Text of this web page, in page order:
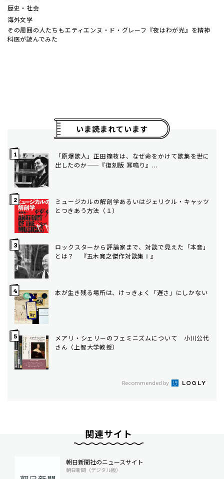
歴史・社会
海外文学
その周囲の人たちも――エティエンヌ・ド・グレーフ『夜はわが光』を精神
科医が読んでみた
いま読まれています
「原爆歌人」正田篠枝は、なぜ命をかけて歌集を世に
出したのか——『復刻版 耳鳴り』...
ミュージカルの解剖学――あるいはジェリクル・キャッツ
とつきあう方法（１）
ロックスターから評論家まで、対談で見えた「本音」
とは？ 『五木寛之傑作対談集Ⅰ』
本が生き残る場所は、けっきょく「遅さ」にしかない
メアリ・シェリーのフェミニズムについて 小川公代
さん（上智大学教授）
Recommended by
関連サイト
朝日新聞社のニュースサイト
朝日新聞（デジタル版）